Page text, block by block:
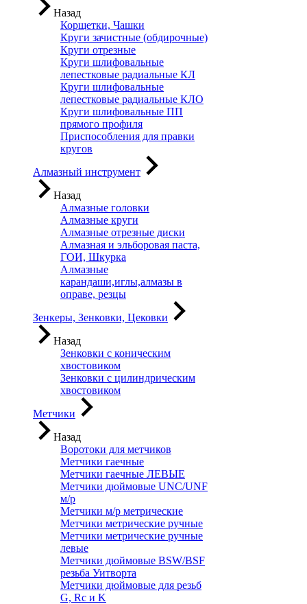
Назад
Корщетки, Чашки
Круги зачистные (обдирочные)
Круги отрезные
Круги шлифовальные
лепестковые радиальные КЛ
Круги шлифовальные
лепестковые радиальные КЛО
Круги шлифовальные ПП
прямого профиля
Приспособления для правки
кругов
Алмазный инструмент
Назад
Алмазные головки
Алмазные круги
Алмазные отрезные диски
Алмазная и эльборовая паста,
ГОИ, Шкурка
Алмазные
карандаши,иглы,алмазы в
оправе, резцы
Зенкеры, Зенковки, Цековки
Назад
Зенковки с коническим
хвостовиком
Зенковки с цилиндрическим
хвостовиком
Метчики
Назад
Воротоки для метчиков
Метчики гаечные
Метчики гаечные ЛЕВЫЕ
Метчики дюймовые UNC/UNF
м/р
Метчики м/р метрические
Метчики метрические ручные
Метчики метрические ручные
левые
Метчики дюймовые BSW/BSF
резьба Уитворта
Метчики дюймовые для резьб
G, Rc и K